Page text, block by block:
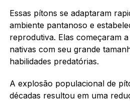
Essas pítons se adaptaram
ambiente pantanoso e
reprodutiva. Elas começaram
nativas com seu grande
habilidades predatórias.
A explosão populacional de
décadas resultou em uma